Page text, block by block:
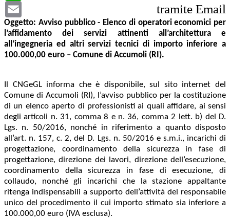
tramite Email
Oggetto: Avviso pubblico - Elenco di operatori economici per
l’affidamento dei servizi attinenti all’architettura e
all’ingegneria ed altri servizi tecnici di importo inferiore a
100.000,00 euro – Comune di Accumoli (RI).
Il CNGeGL informa che è disponibile, sul sito internet del
Comune di Accumoli (RI), l’avviso pubblico per la costituzione
di un elenco aperto di professionisti ai quali affidare, ai sensi
degli articoli n. 31, comma 8 e n. 36, comma 2 lett. b) del D.
Lgs. n. 50/2016, nonché in riferimento a quanto disposto
all’art. n. 157, c. 2, del D. Lgs. n. 50/2016 e s.m.i., incarichi di
progettazione, coordinamento della sicurezza in fase di
progettazione, direzione dei lavori, direzione dell’esecuzione,
coordinamento della sicurezza in fase di esecuzione, di
collaudo, nonché gli incarichi che la stazione appaltante
ritenga indispensabili a supporto dell’attività del responsabile
unico del procedimento il cui importo stimato sia inferiore a
100.000,00 euro (IVA esclusa).